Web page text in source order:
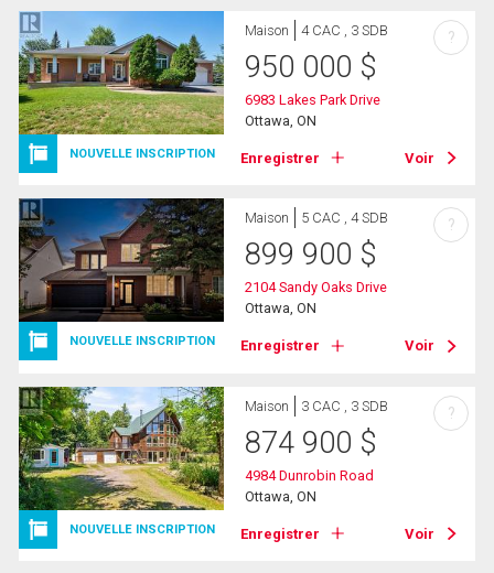
NOUVELLE INSCRIPTION
Maison 4 CAC , 3 SDB
950 000 $
6983 Lakes Park Drive
Ottawa, ON
Enregistrer Voir
?
NOUVELLE INSCRIPTION
Maison 5 CAC , 4 SDB
899 900 $
2104 Sandy Oaks Drive
Ottawa, ON
Enregistrer Voir
?
NOUVELLE INSCRIPTION
Maison 3 CAC , 3 SDB
874 900 $
4984 Dunrobin Road
Ottawa, ON
Enregistrer Voir
?